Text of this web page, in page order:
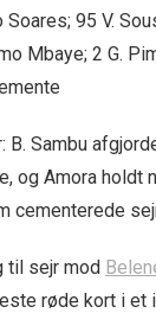
95 V.
Mbaye; 2 G.
Sambu
og Amora holdt
cementerede
til sejr mod
røde kort i